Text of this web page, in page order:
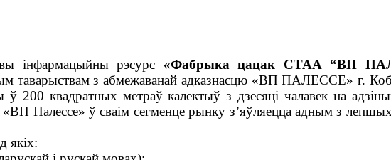
інфармацыйны рэсурс «Фабрыка цацак СТАА “ВП
таварыствам з абмежаванай адказнасцю «ВП ПАЛЕССЕ» г.
ў 200 квадратных метраў калектыў з дзесяці чалавек на
Палессе» ў сваім сегменце рынку з’яўляецца адным з
якіх: